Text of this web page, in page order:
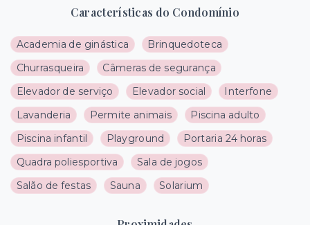
Características do Condomínio
Academia de ginástica
Brinquedoteca
Churrasqueira
Câmeras de segurança
Elevador de serviço
Elevador social
Interfone
Lavanderia
Permite animais
Piscina adulto
Piscina infantil
Playground
Portaria 24 horas
Quadra poliesportiva
Sala de jogos
Salão de festas
Sauna Solarium